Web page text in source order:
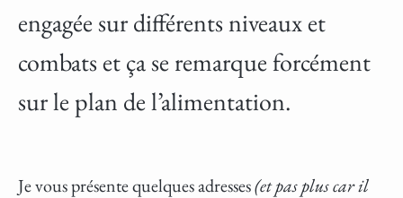
engagée sur différents niveaux et
combats et ça se remarque forcément
sur le plan de l’alimentation.
Je vous présente quelques adresses(et pas plus car il